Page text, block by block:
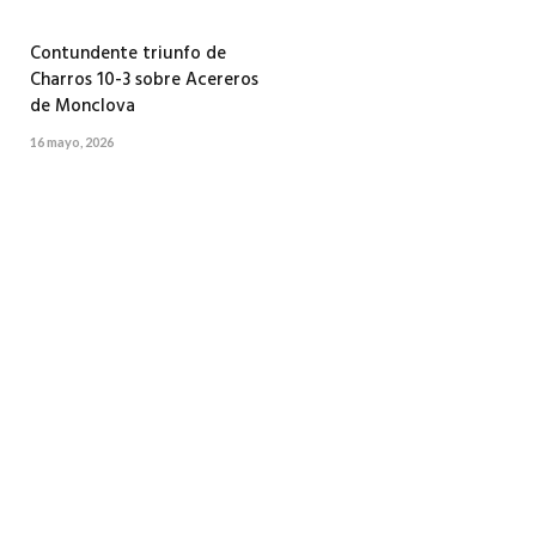
Contundente triunfo de
Charros 10-3 sobre Acereros
de Monclova
16 mayo, 2026